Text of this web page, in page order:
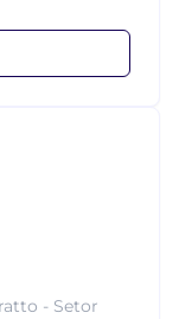
- Setor